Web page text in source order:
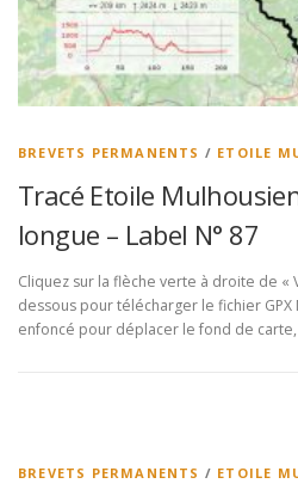
BREVETS PERMANENTS / ETOILE
Tracé Etoile
longue – Label N° 87
Cliquez sur la flèche verte à droite de «
dessous pour télécharger le fichier GPX
enfoncé pour déplacer le fond de
BREVETS PERMANENTS / ETOILE